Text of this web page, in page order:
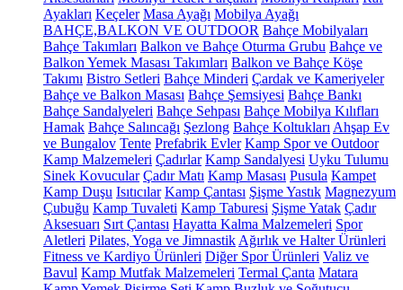
Ayakları Keçeler Masa Ayağı Mobilya Ayağı
BAHÇE,BALKON VE OUTDOOR Bahçe Mobilyaları
Bahçe Takımları Balkon ve Bahçe Oturma Grubu Bahçe ve
Balkon Yemek Masası Takımları Balkon ve Bahçe Köşe
Takımı Bistro Setleri Bahçe Minderi Çardak ve Kameriyeler
Bahçe ve Balkon Masası Bahçe Şemsiyesi Bahçe Bankı
Bahçe Sandalyeleri Bahçe Sehpası Bahçe Mobilya Kılıfları
Hamak Bahçe Salıncağı Şezlong Bahçe Koltukları Ahşap Ev
ve Bungalov Tente Prefabrik Evler Kamp Spor ve Outdoor
Kamp Malzemeleri Çadırlar Kamp Sandalyesi Uyku Tulumu
Sinek Kovucular Çadır Matı Kamp Masası Pusula Kampet
Kamp Duşu Isıtıcılar Kamp Çantası Şişme Yastık Magnezyum
Çubuğu Kamp Tuvaleti Kamp Taburesi Şişme Yatak Çadır
Aksesuarı Sırt Çantası Hayatta Kalma Malzemeleri Spor
Aletleri Pilates, Yoga ve Jimnastik Ağırlık ve Halter Ürünleri
Fitness ve Kardiyo Ürünleri Diğer Spor Ürünleri Valiz ve
Bavul Kamp Mutfak Malzemeleri Termal Çanta Matara